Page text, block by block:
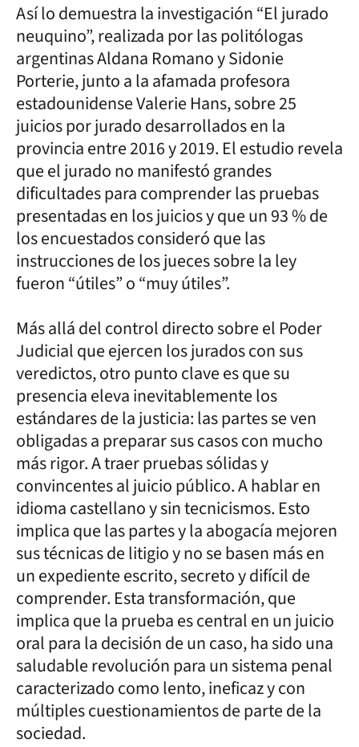
Así lo demuestra la investigación “El jurado
neuquino”, realizada por las politólogas
argentinas Aldana Romano y Sidonie
Porterie, junto a la afamada profesora
estadounidense Valerie Hans, sobre 25
juicios por jurado desarrollados en la
provincia entre 2016 y 2019. El estudio revela
que el jurado no manifestó grandes
dificultades para comprender las pruebas
presentadas en los juicios y que un 93 % de
los encuestados consideró que las
instrucciones de los jueces sobre la ley
fueron “útiles” o “muy útiles”.
Más allá del control directo sobre el Poder
Judicial que ejercen los jurados con sus
veredictos, otro punto clave es que su
presencia eleva inevitablemente los
estándares de la justicia: las partes se ven
obligadas a preparar sus casos con mucho
más rigor. A traer pruebas sólidas y
convincentes al juicio público. A hablar en
idioma castellano y sin tecnicismos. Esto
implica que las partes y la abogacía mejoren
sus técnicas de litigio y no se basen más en
un expediente escrito, secreto y difícil de
comprender. Esta transformación, que
implica que la prueba es central en un juicio
oral para la decisión de un caso, ha sido una
saludable revolución para un sistema penal
caracterizado como lento, ineficaz y con
múltiples cuestionamientos de parte de la
sociedad.